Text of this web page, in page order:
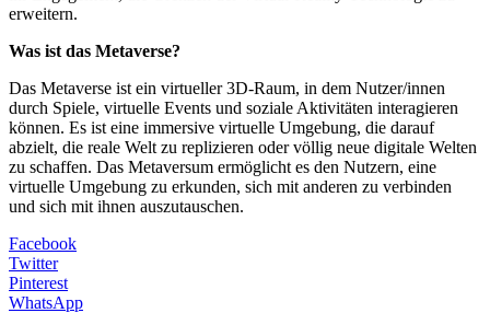
erweitern.
Was ist das Metaverse?
Das Metaverse ist ein virtueller 3D-Raum, in dem Nutzer/innen
durch Spiele, virtuelle Events und soziale Aktivitäten interagieren
können. Es ist eine immersive virtuelle Umgebung, die darauf
abzielt, die reale Welt zu replizieren oder völlig neue digitale Welten
zu schaffen. Das Metaversum ermöglicht es den Nutzern, eine
virtuelle Umgebung zu erkunden, sich mit anderen zu verbinden
und sich mit ihnen auszutauschen.
Facebook
Twitter
Pinterest
WhatsApp